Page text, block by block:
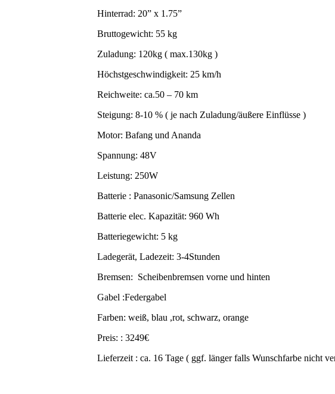
Hinterrad: 20” x 1.75”
Bruttogewicht: 55 kg
Zuladung: 120kg ( max.130kg )
Höchstgeschwindigkeit: 25 km/h
Reichweite: ca.50 – 70 km
Steigung: 8-10 % ( je nach Zuladung/äußere Einflüsse )
Motor: Bafang und Ananda
Spannung: 48V
Leistung: 250W
Batterie : Panasonic/Samsung Zellen
Batterie elec. Kapazität: 960 Wh
Batteriegewicht: 5 kg
Ladegerät, Ladezeit: 3-4Stunden
Bremsen: Scheibenbremsen vorne und hinten
Gabel :Federgabel
Farben: weiß, blau ,rot, schwarz, orange
Preis: : 3249€
Lieferzeit : ca. 16 Tage ( ggf. länger falls Wunschfarbe nicht